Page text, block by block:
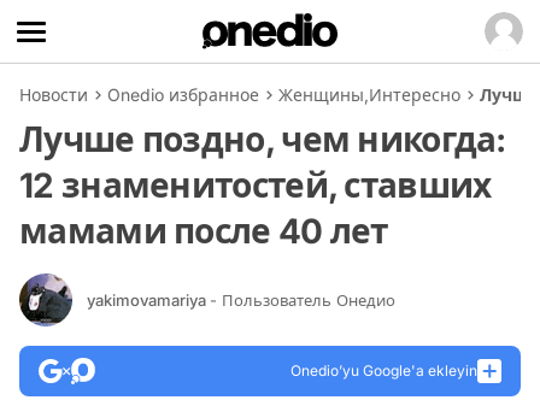
Новости Onedio избранное Женщины,Интересно Лучше
Лучше поздно, чем никогда:
12 знаменитостей, ставших
мамами после 40 лет
yakimovamariya - Пользователь Онедио
Onedio’yu Google'a ekleyin